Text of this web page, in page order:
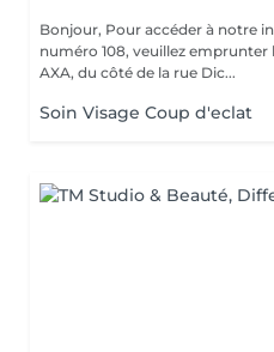
Bonjour, Pour accéder à notre institut, une fois arrivé au
numéro 108, veuillez
AXA, du côté de la rue Dic...
Soin Visage Coup d'eclat